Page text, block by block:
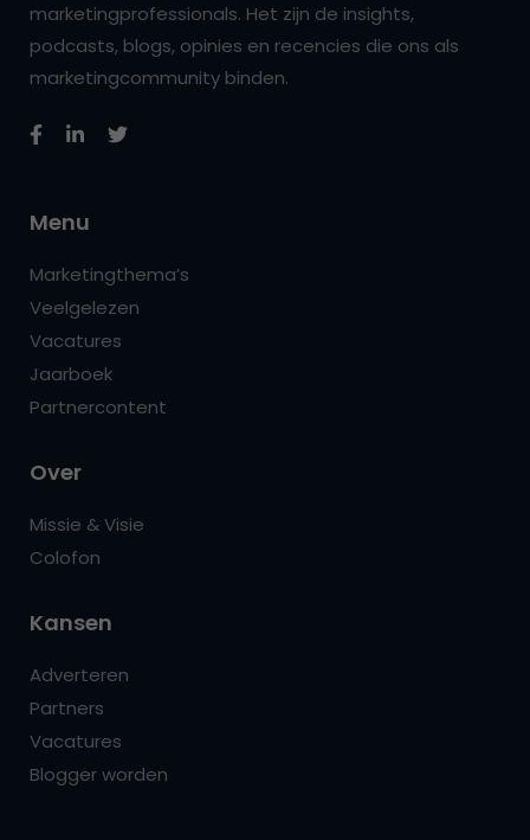
marketingprofessionals. Het zijn de insights,
podcasts, blogs, opinies en recencies die ons als
marketingcommunity binden.
Menu
Marketingthema’s
Veelgelezen
Vacatures
Jaarboek
Partnercontent
Over
Missie & Visie
Colofon
Kansen
Adverteren
Partners
Vacatures
Blogger worden